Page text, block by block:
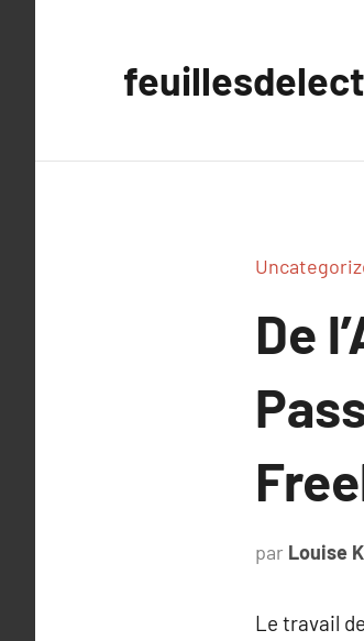
De
par Louise
Le travail